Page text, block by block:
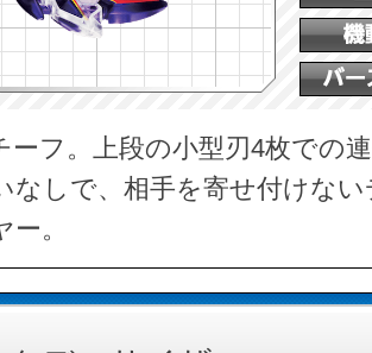
ーフ。上段の小型刃4枚での
なしで、相手を寄せ付けな
。